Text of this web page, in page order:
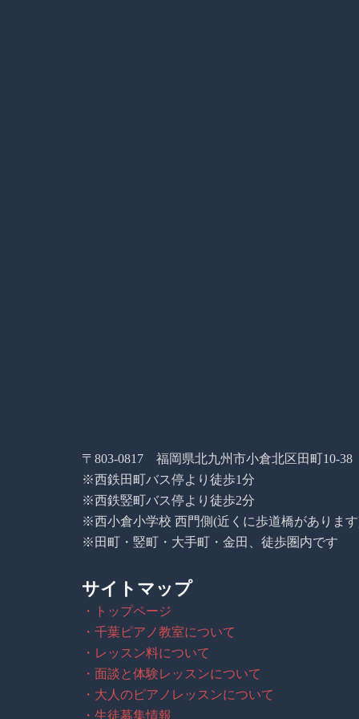
〒803-0817 福岡県北九州市小倉北区田町10-38
※西鉄田町バス停より徒歩1分
※西鉄竪町バス停より徒歩2分
※西小倉小学校 西門側(近くに歩道橋がありま
※田町・竪町・大手町・金田、徒歩圏内です
サイトマップ
・トップページ
・千葉ピアノ教室について
・レッスン料について
・面談と体験レッスンについて
・大人のピアノレッスンについて
・生徒募集情報